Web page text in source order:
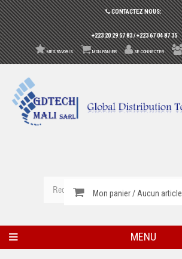
CONTACTEZ NOUS:
+223 20 29 57 83 / +223 67 04 87 35
MES FAVORIS MON PANIER SE CONNECTER
Mon panier / Aucun article
MENU